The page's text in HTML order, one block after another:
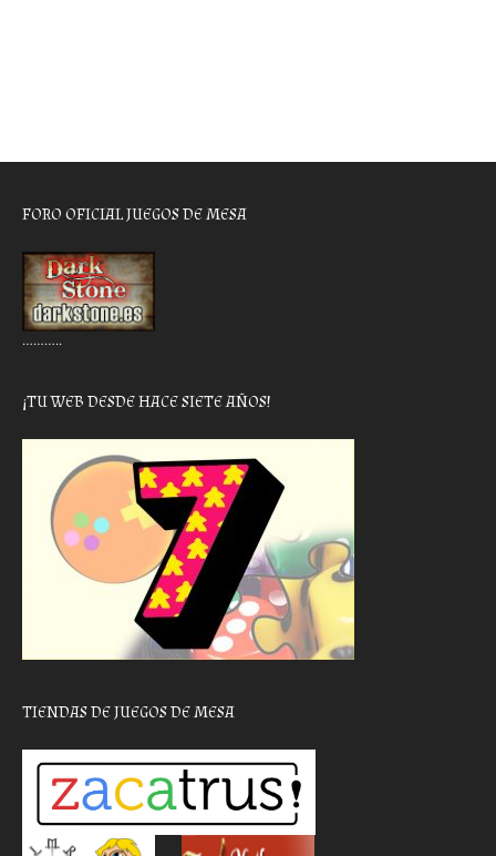
FORO OFICIAL JUEGOS DE MESA
………..
¡TU WEB DESDE HACE SIETE AÑOS!
TIENDAS DE JUEGOS DE MESA